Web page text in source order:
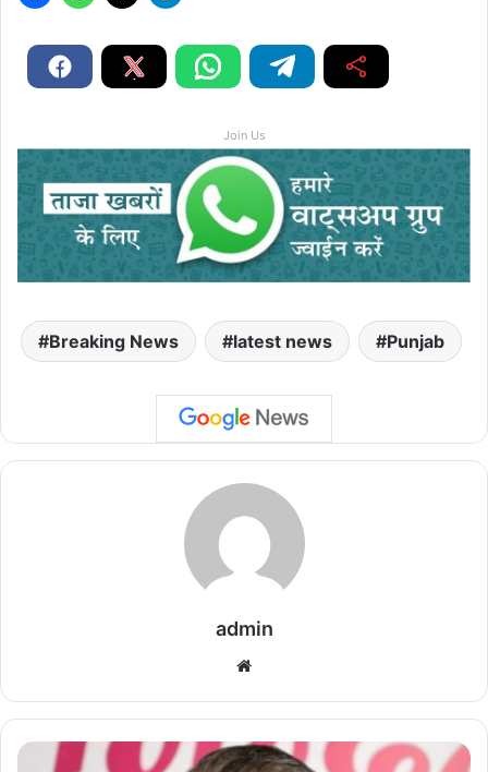
Join Us
Breaking News latest news Punjab
admin
te
2